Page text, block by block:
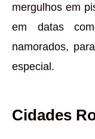
mergulhos em
em datas
namorados,
especial.
Cidades